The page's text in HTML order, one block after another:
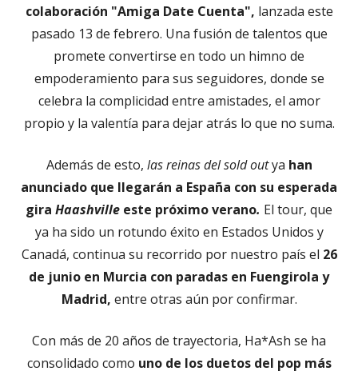
colaboración "Amiga Date Cuenta", lanzada este
pasado 13 de febrero. Una fusión de talentos que
promete convertirse en todo un himno de
empoderamiento para sus seguidores, donde se
celebra la complicidad entre amistades, el amor
propio y la valentía para dejar atrás lo que no suma.
Además de esto, las reinas del sold outya han
anunciado que llegarán a España con su esperada
gira Haashville este próximo verano. El tour, que
ya ha sido un rotundo éxito en Estados Unidos y
Canadá, continua su recorrido por nuestro país el 26
de junio en Murcia con paradas en Fuengirola y
Madrid, entre otras aún por confirmar.
Con más de 20 años de trayectoria, Ha*Ash se ha
consolidado como uno de los duetos del pop más